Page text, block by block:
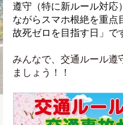
遵守（特に新ルール対応
ながらスマホ根絶を重点
故死ゼロを目指す日」で
みんなで、交通ルール遵
ましょう！！